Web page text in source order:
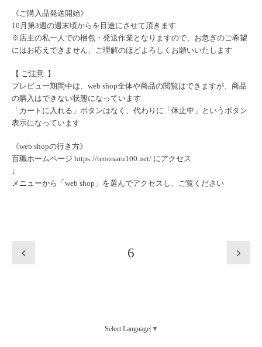
《ご購入品発送開始》
10月第3週の週末頃からを目途にさせて頂きます
※店主の私一人での梱包・発送作業となりますので、お急ぎのご希望
にはお応えできません、ご理解のほどよろしくお願いいたします
【 ご注意 】
プレビュー期間中は、web shop全体や商品の閲覧はできますが、商品
の購入はできない状態になっています
「カートに入れる」ボタンはなく、代わりに「休止中」というボタン
表示になっています
《web shopの行き方》
百職ホームページ https://tenonaru100.net/ にアクセス
↓
メニューから「web shop」を選んでアクセスし、ご覧ください
6
Select Language ▼